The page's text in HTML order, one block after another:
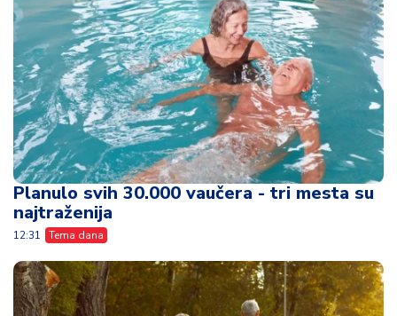
Planulo svih 30.000 vaučera - tri mesta su
najtraženija
12:31 Tema dana